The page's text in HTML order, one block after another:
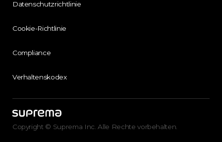
Datenschutzrichtlinie
Cookie-Richtlinie
Compliance
Verhaltenskodex
Copyright © Suprema Inc. Alle Rechte vorbehalten.